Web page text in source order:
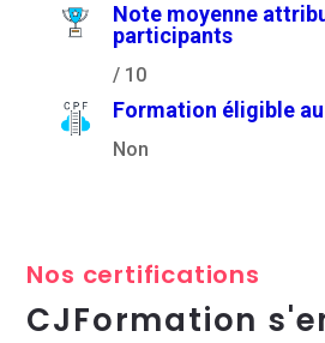
Note moyenne
participants
/ 10
Formation éligible au
Non
Nos certifications
CJFormation